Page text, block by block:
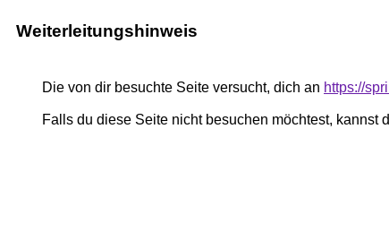
Weiterleitungshinweis
Die von dir besuchte Seite versucht, dich an https://
Falls du diese Seite nicht besuchen möchtest, kannst